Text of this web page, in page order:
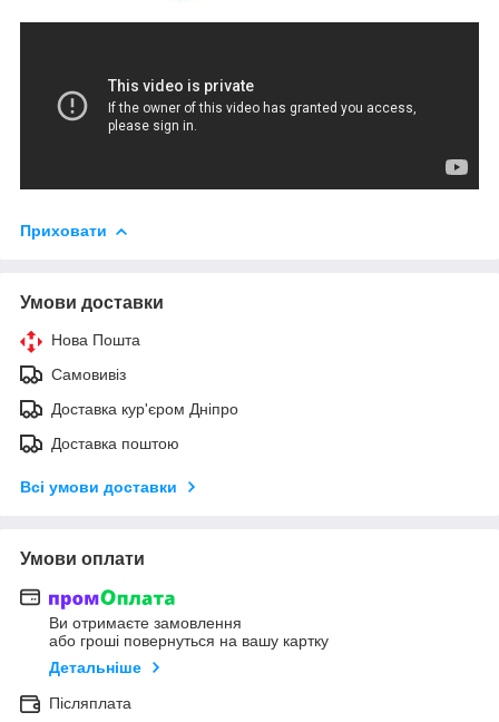
Приховати
Умови доставки
Нова Пошта
Самовивіз
Доставка кур'єром Дніпро
Доставка поштою
Всі умови доставки
Умови оплати
Ви отримаєте замовлення
або гроші повернуться на вашу картку
Детальніше
Післяплата